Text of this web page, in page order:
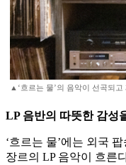
▲‘흐르는 물’의 음악이 선곡되고
LP 음반의 따뜻한 감성
‘흐르는 물’에는 외국
장르의 LP 음악이 흐른